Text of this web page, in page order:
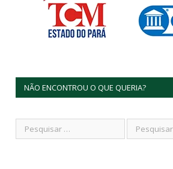
NÃO ENCONTROU O QUE QUERIA?